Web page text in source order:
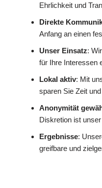
Ehrlichkeit und
Direkte
Anfang an einen
Unser Einsatz:
für Ihre Interessen
Lokal aktiv: Mit
sparen Sie Zeit
Anonymität
Diskretion ist
Ergebnisse:
greifbare und